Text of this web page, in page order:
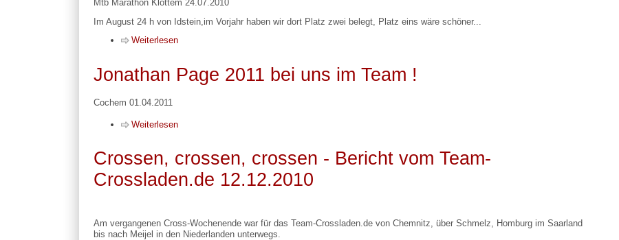
Mtb Marathon Klottem 24.07.2010
Im August 24 h von Idstein,im Vorjahr haben wir dort Platz zwei belegt, Platz eins wäre schöner...
Weiterlesen
Jonathan Page 2011 bei uns im Team !
Cochem 01.04.2011
Weiterlesen
Crossen, crossen, crossen - Bericht vom Team-
Crossladen.de 12.12.2010
Am vergangenen Cross-Wochenende war für das Team-Crossladen.de von Chemnitz, über Schmelz, Homburg im Saarland
bis nach Meijel in den Niederlanden unterwegs.